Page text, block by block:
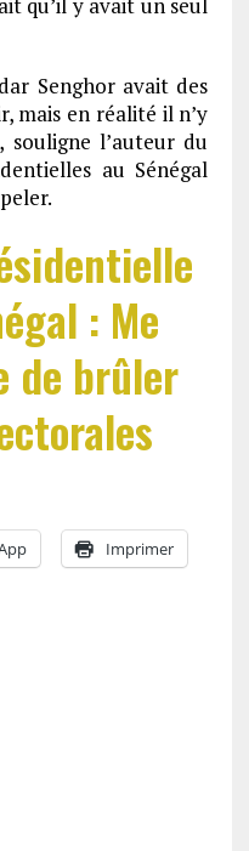
Senghor avait des
mais en réalité il n’y
souligne l’auteur du
au Sénégal
: Me
de brûler
Imprimer